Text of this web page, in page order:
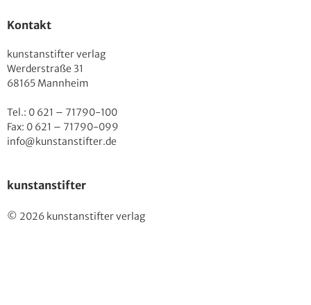
Kontakt
kunstanstifter verlag
Werderstraße 31
68165 Mannheim
Tel.: 0 621 – 71790-100
Fax: 0 621 – 71790-099
info@kunstanstifter.de
kunstanstifter
© 2026 kunstanstifter verlag